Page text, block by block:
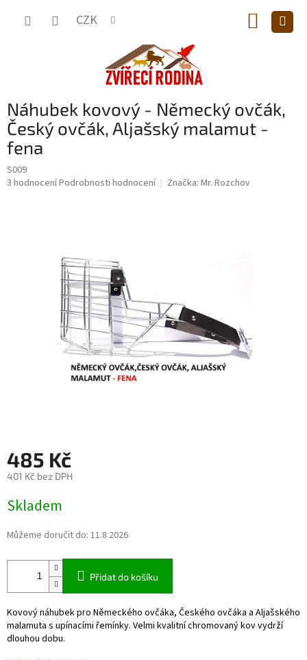
CZK
KOŠÍK
Náhubek kovový - Německý ovčák,
Český ovčák, Aljašský malamut -
fena
S009
Průměrné
3 hodnoceníPodrobnosti hodnocení Značka: Mr. Rozchov
485 Kč
401 Kč bez DPH
cena:
Skladem
Můžeme doručit do: 11.8.2026
Přidat do košíku
Kovový náhubek pro Německého ovčáka, Českého ovčáka a Aljašského
malamuta s upínacími řemínky. Velmi kvalitní chromovaný kov vydrží
dlouhou dobu.